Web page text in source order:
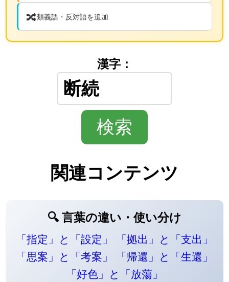
🔀類義語・反対語を追加
漢字：
関連コンテンツ
🔍 言葉の違い・使い分け
「指定」と「設定」
「拠出」と「支出」
「思案」と「考案」
「帰還」と「生還」
「好色」と「放蕩」